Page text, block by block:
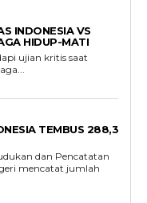
INDONESIA VS
HIDUP-MATI
ujian kritis saat
TEMBUS 288,3
dan Pencatatan
mencatat jumlah